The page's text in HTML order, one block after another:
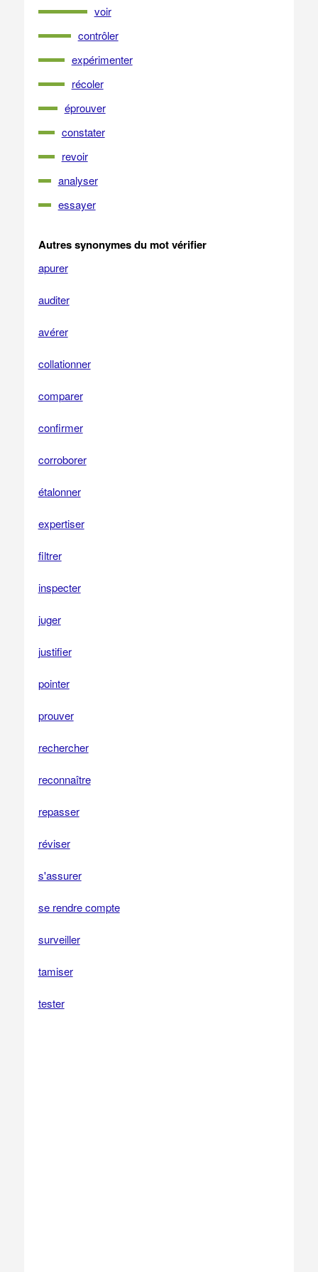
voir
contrôler
expérimenter
récoler
éprouver
constater
revoir
analyser
essayer
Autres synonymes du mot vérifier
apurer
auditer
avérer
collationner
comparer
confirmer
corroborer
étalonner
expertiser
filtrer
inspecter
juger
justifier
pointer
prouver
rechercher
reconnaître
repasser
réviser
s'assurer
se rendre compte
surveiller
tamiser
tester